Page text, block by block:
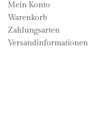
Mein Konto
Warenkorb
Zahlungsarten
Versandinformationen